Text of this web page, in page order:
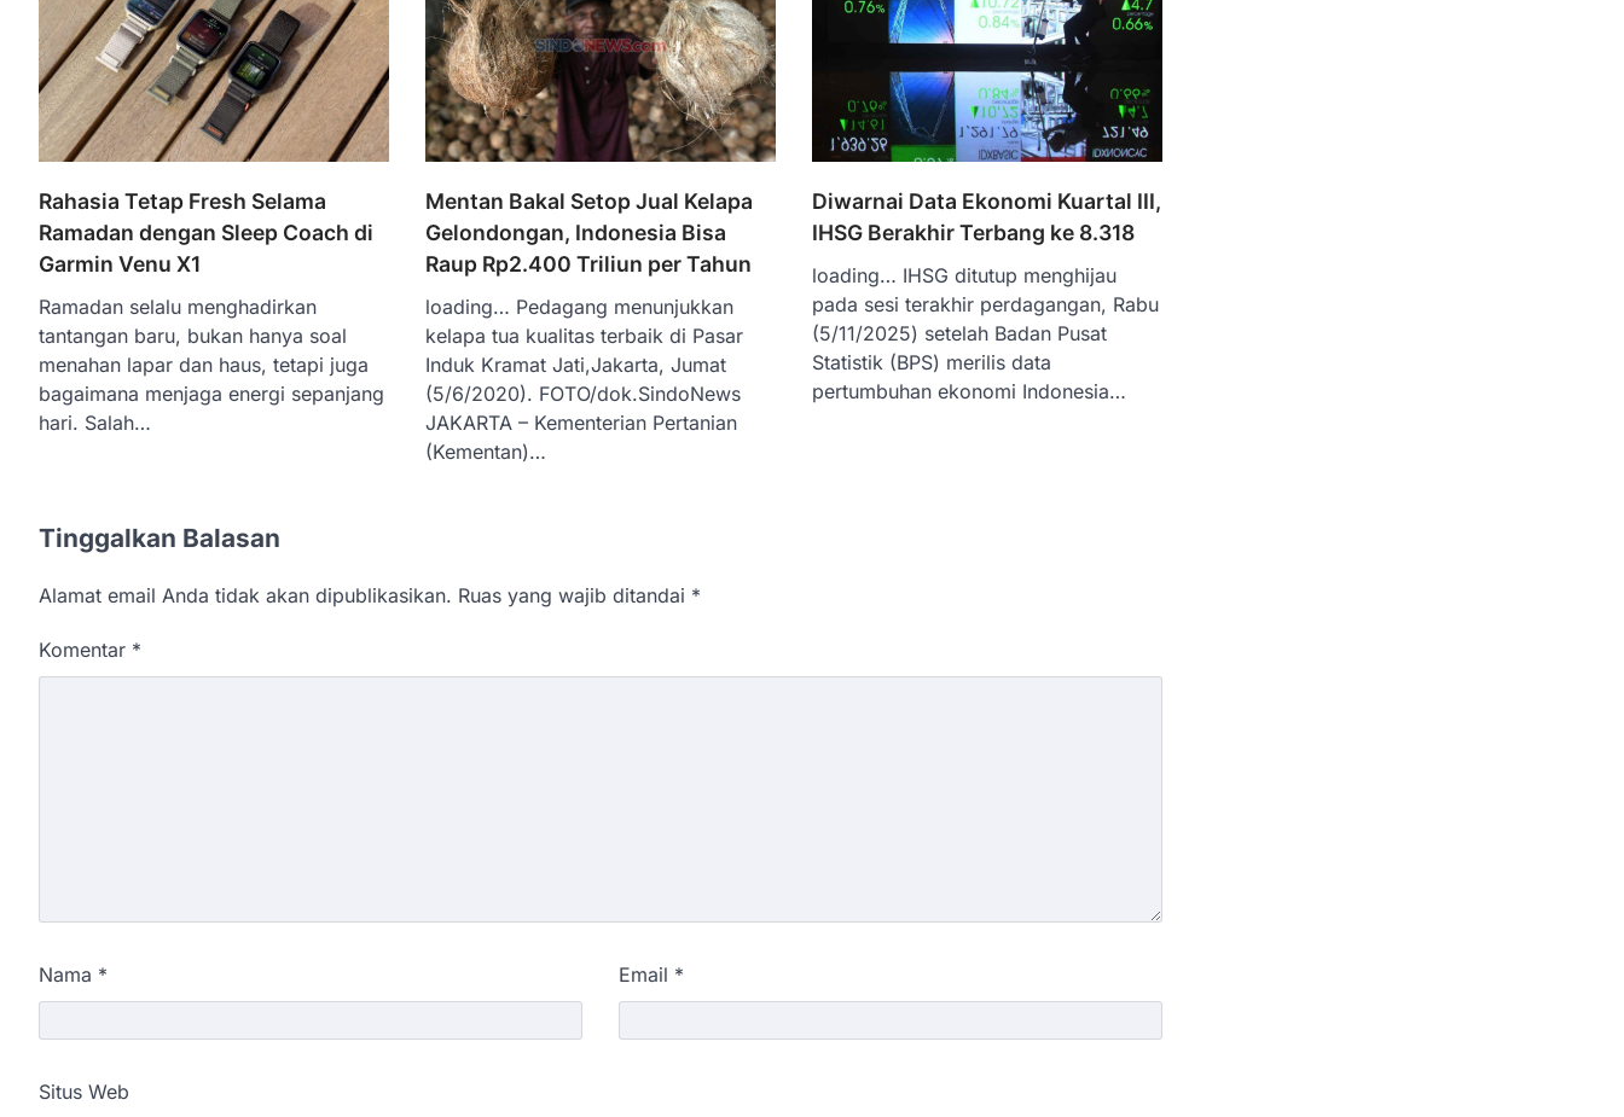
Rahasia Tetap Fresh Selama
Ramadan dengan Sleep Coach di
Garmin Venu X1
Ramadan selalu menghadirkan
tantangan baru, bukan hanya soal
menahan lapar dan haus, tetapi juga
bagaimana menjaga energi sepanjang
hari. Salah…
Mentan Bakal Setop Jual Kelapa
Gelondongan, Indonesia Bisa
Raup Rp2.400 Triliun per Tahun
loading… Pedagang menunjukkan
kelapa tua kualitas terbaik di Pasar
Induk Kramat Jati,Jakarta, Jumat
(5/6/2020). FOTO/dok.SindoNews
JAKARTA – Kementerian Pertanian
(Kementan)…
Diwarnai Data Ekonomi Kuartal III,
IHSG Berakhir Terbang ke 8.318
loading… IHSG ditutup menghijau
pada sesi terakhir perdagangan, Rabu
(5/11/2025) setelah Badan Pusat
Statistik (BPS) merilis data
pertumbuhan ekonomi Indonesia…
Tinggalkan Balasan
Alamat email Anda tidak akan dipublikasikan. Ruas yang wajib ditandai *
Komentar *
Nama * Email *
Situs Web